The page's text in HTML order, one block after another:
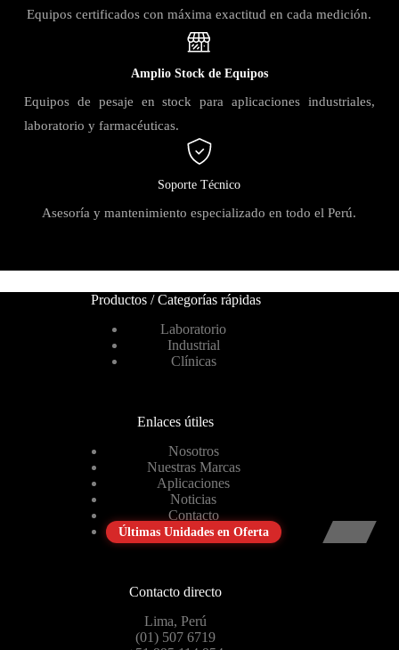
Equipos certificados con máxima exactitud en cada medición.
Amplio Stock de Equipos
Equipos de pesaje en stock para aplicaciones industriales,
laboratorio y farmacéuticas.
Soporte Técnico
Asesoría y mantenimiento especializado en todo el Perú.
Productos / Categorías rápidas
Laboratorio
Industrial
Clínicas
Enlaces útiles
Nosotros
Nuestras Marcas
Aplicaciones
Noticias
Contacto
Últimas Unidades en Oferta
Contacto directo
Lima, Perú
(01) 507 6719